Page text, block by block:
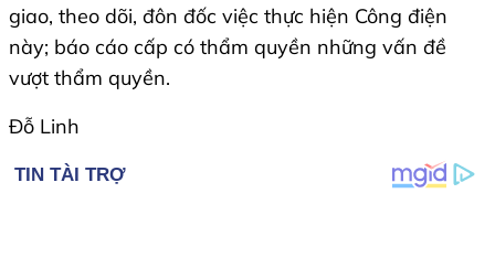
giao, theo dõi, đôn đốc việc thực hiện Công điện
này; báo cáo cấp có thẩm quyền những vấn đề
vượt thẩm quyền.
Đỗ Linh